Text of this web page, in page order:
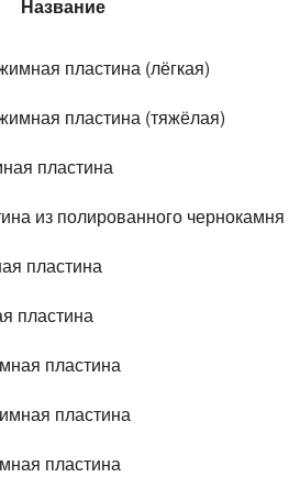
Название
пластина (лёгкая)
пластина (тяжёлая)
пластина
из полированного чернокамня
пластина
пластина
пластина
пластина
пластина